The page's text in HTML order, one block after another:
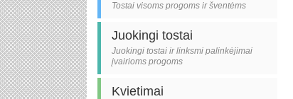
Tostai visoms progoms ir šventėms
Juokingi tostai
Juokingi tostai ir linksmi palinkėjimai
įvairioms progoms
Kvietimai